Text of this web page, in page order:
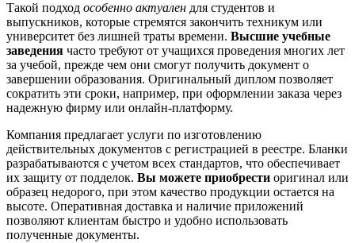
Такой подход особенно актуален для студентов и
выпускников, которые стремятся закончить техникум или
университет без лишней траты времени. Высшие учебные
заведения часто требуют от учащихся проведения многих лет
за учебой, прежде чем они смогут получить документ о
завершении образования. Оригинальный диплом позволяет
сократить эти сроки, например, при оформлении заказа через
надежную фирму или онлайн-платформу.
Компания предлагает услуги по изготовлению
действительных документов с регистрацией в реестре. Бланки
разрабатываются с учетом всех стандартов, что обеспечивает
их защиту от подделок. Вы можете приобрести оригинал или
образец недорого, при этом качество продукции остается на
высоте. Оперативная доставка и наличие приложений
позволяют клиентам быстро и удобно использовать
полученные документы.